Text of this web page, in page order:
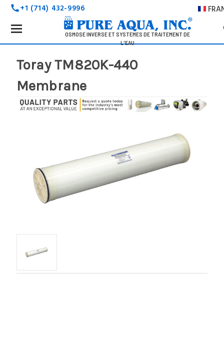
call+1 (714) 432-9996
OSMOSE INVERSE ET SYSTÈMES DE TRAITEMENT DE
L'EAU
Search
Keyword:
Toray TM820K-440
Membrane